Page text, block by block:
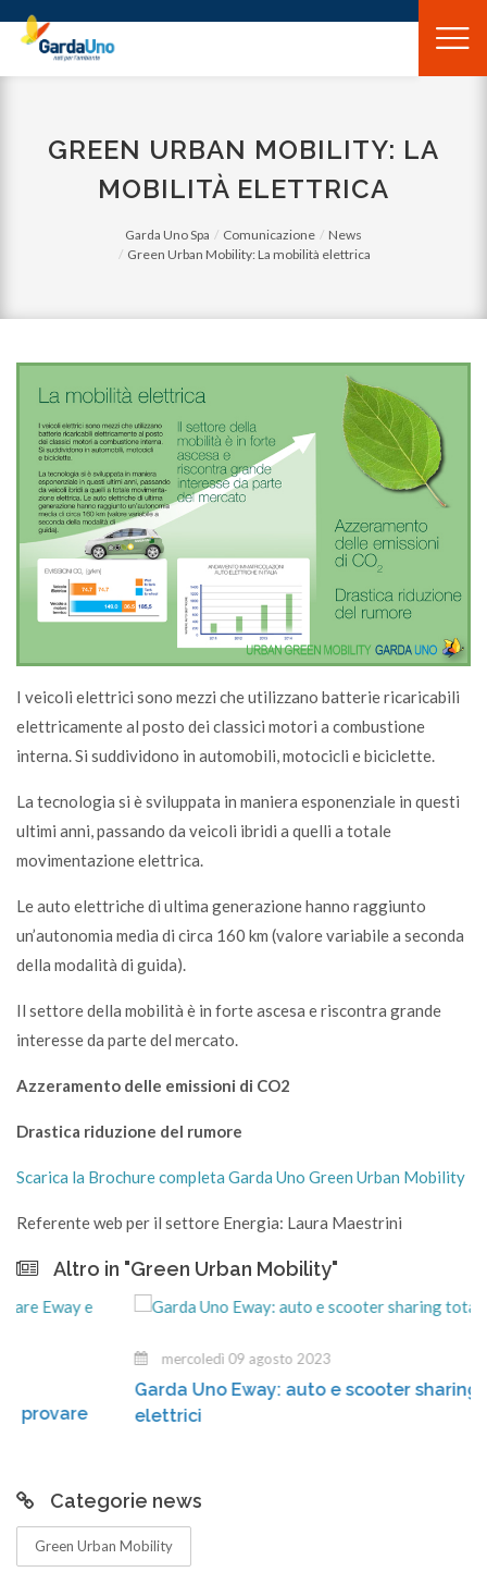
Gardauno
Spa
GREEN URBAN MOBILITY: LA
MOBILITÀ ELETTRICA
Garda Uno Spa Comunicazione
News
Green Urban Mobility: La mobilità elettrica
I veicoli elettrici sono mezzi che utilizzano batterie ricaricabili
elettricamente al posto dei classici motori a combustione
interna. Si suddividono in automobili, motocicli e biciclette.
La tecnologia si è sviluppata in maniera esponenziale in questi
ultimi anni, passando da veicoli ibridi a quelli a totale
movimentazione elettrica.
Le auto elettriche di ultima generazione hanno raggiunto
un’autonomia media di circa 160 km (valore variabile a seconda
della modalità di guida).
Il settore della mobilità è in forte ascesa e riscontra grande
interesse da parte del mercato.
Azzeramento delle emissioni di CO2
Drastica riduzione del rumore
Scarica la Brochure completa Garda Uno Green Urban Mobility
Referente web per il settore Energia: Laura Maestrini
Altro in "Green Urban Mobility"
mercoledì 09 agosto 2023
Garda Uno Eway: auto e scooter sharing
elettrici
Categorie news
Green Urban Mobility